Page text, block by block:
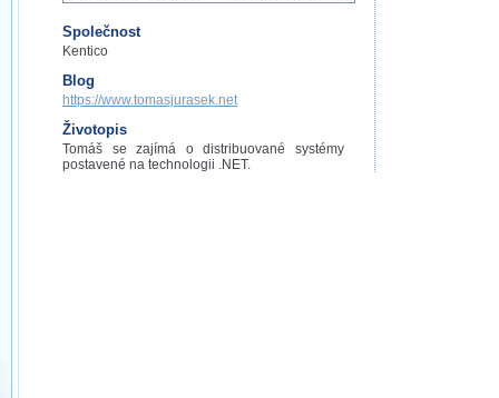
Společnost
Kentico
Blog
https://www.tomasjurasek.net
Životopis
Tomáš se zajímá o distribuované systémy
postavené na technologii .NET.